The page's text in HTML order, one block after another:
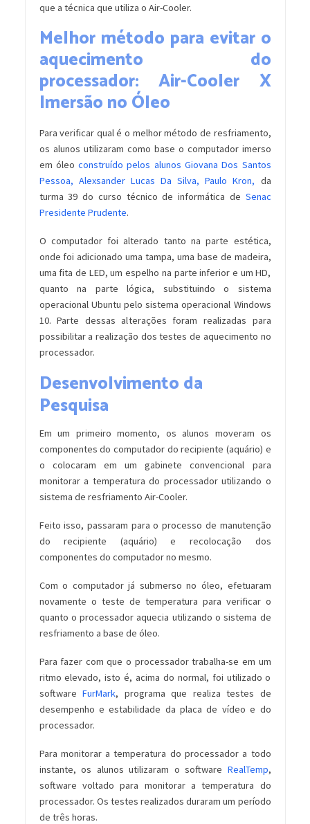
que a técnica que utiliza o Air-Cooler.
Melhor método para evitar o
aquecimento do
processador: Air-Cooler X
Imersão no Óleo
Para verificar qual é o melhor método de resfriamento,
os alunos utilizaram como base o computador imerso
em óleoconstruído pelos alunos Giovana Dos Santos
Pessoa, Alexsander Lucas Da Silva, Paulo Kron, da
turma 39 do curso técnico de informática de Senac
Presidente Prudente.
O computador foi alterado tanto na parte estética,
onde foi adicionado uma tampa, uma base de madeira,
uma fita de LED, um espelho na parte inferior e um HD,
quanto na parte lógica, substituindo o sistema
operacional Ubuntu pelo sistema operacional Windows
10. Parte dessas alterações foram realizadas para
possibilitar a realização dos testes de aquecimento no
processador.
Desenvolvimento da
Pesquisa
Em um primeiro momento, os alunos moveram os
componentes do computador do recipiente (aquário) e
o colocaram em um gabinete convencional para
monitorar a temperatura do processador utilizando o
sistema de resfriamento Air-Cooler.
Feito isso, passaram para o processo de manutenção
do recipiente (aquário) e recolocação dos
componentes do computador no mesmo.
Com o computador já submerso no óleo, efetuaram
novamente o teste de temperatura para verificar o
quanto o processador aquecia utilizando o sistema de
resfriamento a base de óleo.
Para fazer com que o processador trabalha-se em um
ritmo elevado, isto é, acima do normal, foi utilizado o
software FurMark, programa que realiza testes de
desempenho e estabilidade da placa de vídeo e do
processador.
Para monitorar a temperatura do processador a todo
instante, os alunos utilizaram o software RealTemp,
software voltado para monitorar a temperatura do
processador. Os testes realizados duraram um período
de três horas.